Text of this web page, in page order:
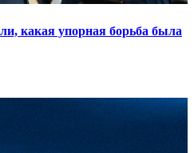
какая упорная борьба была